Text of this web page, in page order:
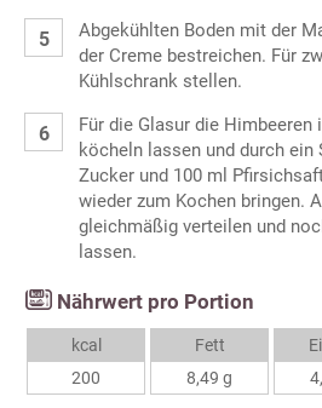
Abgekühlten Boden mit der
der Creme bestreichen. Für
Kühlschrank stellen.
Für die Glasur die
köcheln lassen und durch
Zucker und 100 ml
wieder zum Kochen bringen.
gleichmäßig verteilen und
lassen.
Nährwert pro Portion
kcal
200
Fett
8,49 g